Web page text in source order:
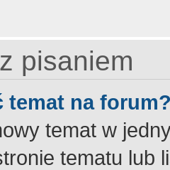
pisaniem
temat na
temat w
tematu lub